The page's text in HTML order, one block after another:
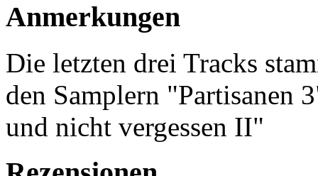
Anmerkungen
Die letzten drei Tracks
den Samplern "Partisanen
und nicht vergessen II"